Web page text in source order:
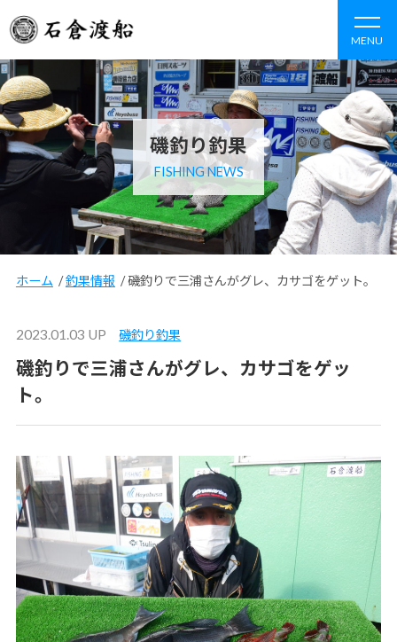
MENU
磯釣り釣果
FISHING NEWS
ホーム /釣果情報 /磯釣りで三浦さんがグレ、カサゴをゲット。
2023.01.03 UP 磯釣り釣果
磯釣りで三浦さんがグレ、カサゴをゲッ
ト。